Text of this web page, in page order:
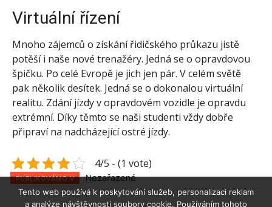
Virtuální řízení
Mnoho zájemců o získání řidičského průkazu jistě
potěší i naše nové trenažéry. Jedná se o opravdovou
špičku. Po celé Evropě je jich jen pár. V celém světě
pak několik desítek. Jedná se o dokonalou virtuální
realitu. Zdání jízdy v opravdovém vozidle je opravdu
extrémní. Díky těmto se naši studenti vždy dobře
připraví na nadcházející ostré jízdy.
4/5 - (1 vote)
PUBLIKOVÁNO V Nezařazené
Tento web používá k poskytování služeb, personalizaci reklam
a analýze návštěvnosti soubory cookie. Používáním tohoto